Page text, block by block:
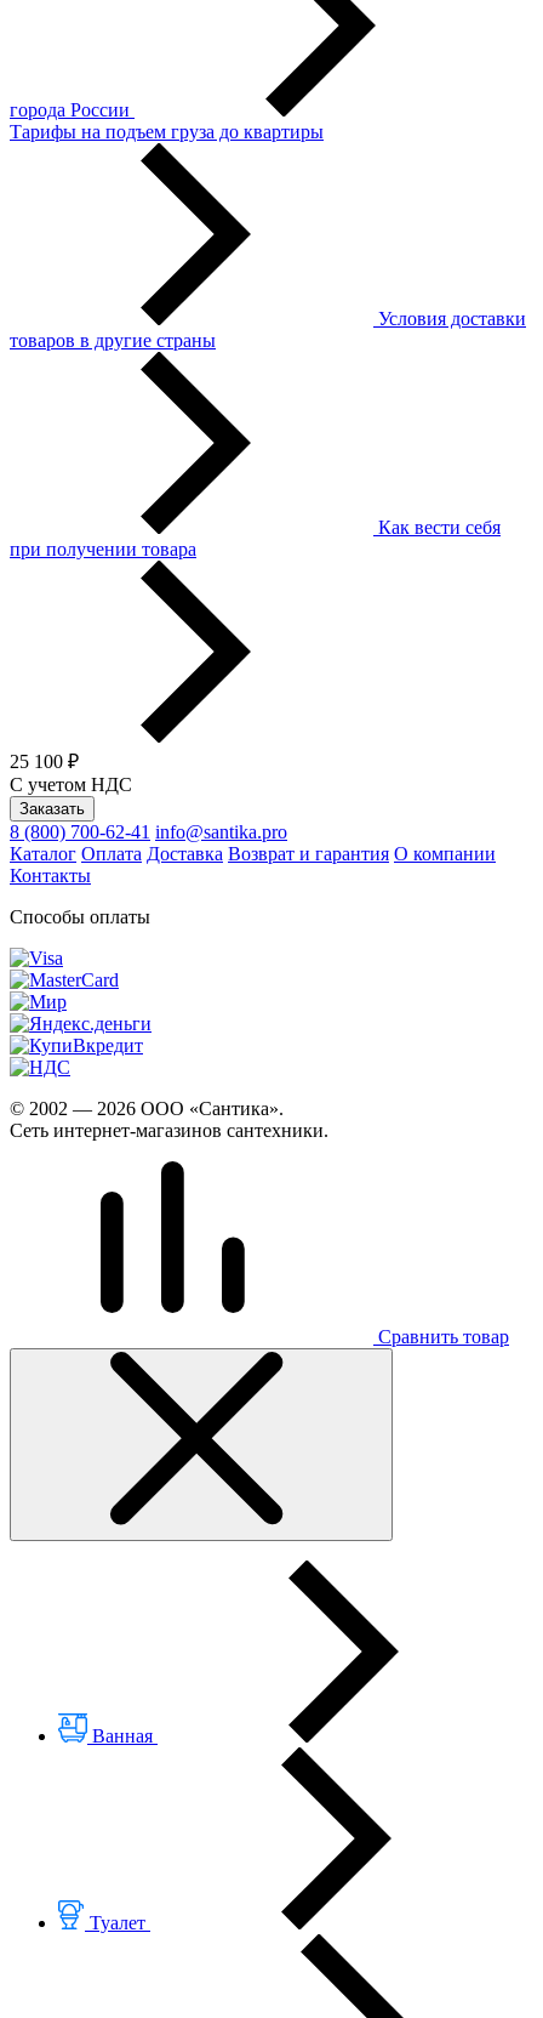
города России
Тарифы на подъем груза до квартиры
Условия доставки
товаров в другие страны
Как вести себя
при получении товара
25 100 ₽
С учетом НДС
Заказать
8 (800) 700-62-41 info@santika.pro
Каталог Оплата Доставка Возврат и гарантия О компании
Контакты
Способы оплаты
© 2002 — 2026 ООО «Сантика».
Сеть интернет-магазинов сантехники.
Сравнить товар
Ванная
Туалет